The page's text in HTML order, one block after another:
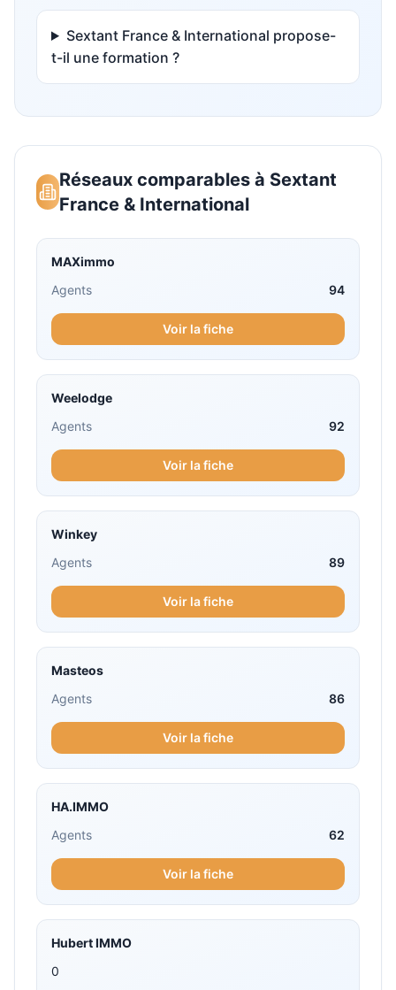
Sextant France & International propose-
t-il une formation ?
Réseaux comparables à Sextant
France & International
MAXimmo
Agents
94
Voir la fiche
Weelodge
Agents
92
Voir la fiche
Winkey
Agents
89
Voir la fiche
Masteos
Agents
86
Voir la fiche
HA.IMMO
Agents
62
Voir la fiche
Hubert IMMO
0